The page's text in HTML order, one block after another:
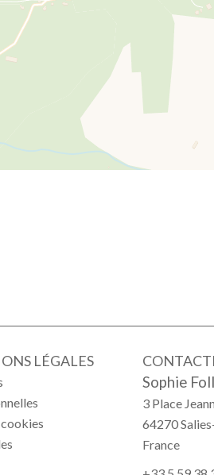
LÉGALES
Sophie
3 Place
64270
France